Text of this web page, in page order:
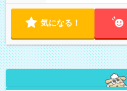
気になる！